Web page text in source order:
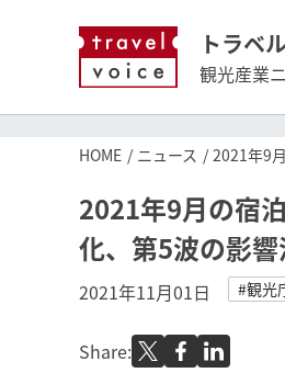
トラベ
観光産業
HOME ニュース 2021年9
2021年9月の宿
化、第5波の影
2021年11月01日 #観光
Share: